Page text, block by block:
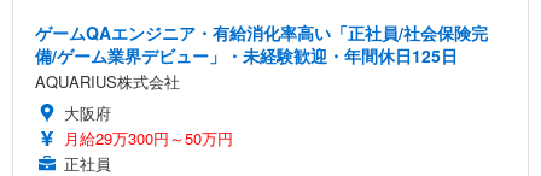
ゲームQAエンジニア・有給消化率高い「正社員/社会保険完
備/ゲーム業界デビュー」・未経験歓迎・年間休日125日
AQUARIUS株式会社
大阪府
月給29万300円～50万円
正社員